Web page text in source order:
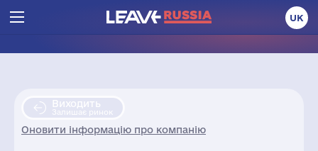
UK
Виходить
Залишає ринок
Оновити інформацію про компанію